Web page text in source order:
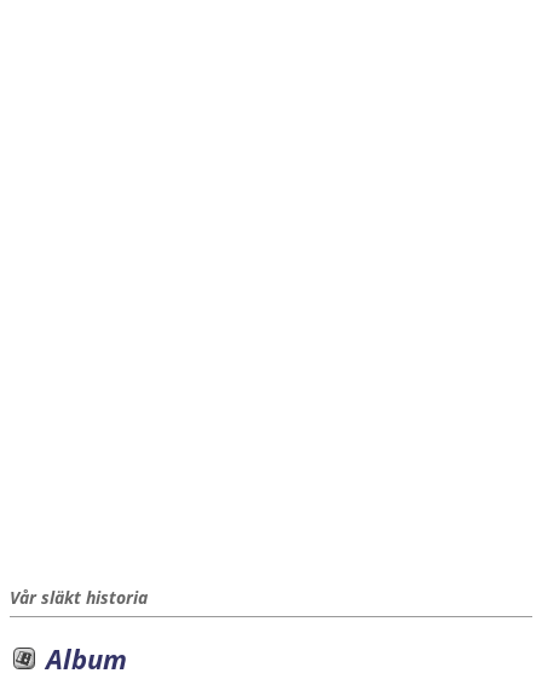
Vår släkt historia
Album